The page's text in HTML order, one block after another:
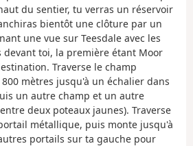
du sentier, tu verras un réservoir
bientôt une clôture par un
une vue sur Teesdale avec les
devant toi, la première étant Moor
Traverse le champ
mètres jusqu'à un échalier dans
un autre champ et un autre
deux poteaux jaunes). Traverse
métallique, puis monte jusqu'à
portails sur ta gauche pour